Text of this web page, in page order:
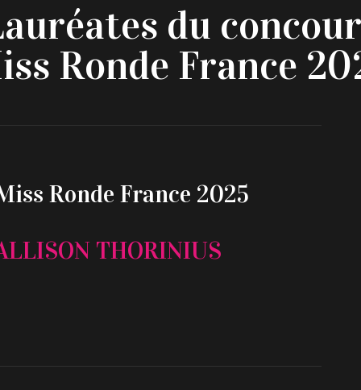
du
Ronde France
Ronde France 2025
THORINIUS